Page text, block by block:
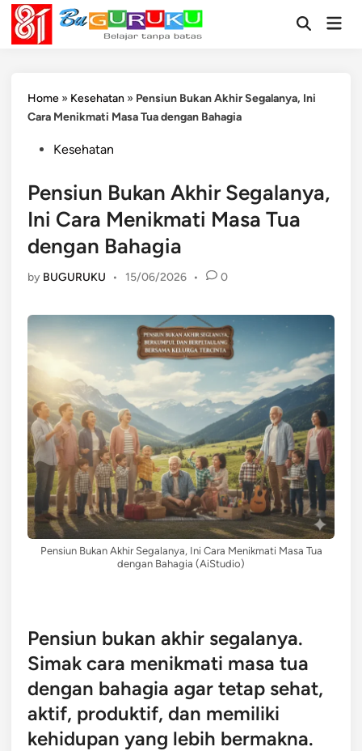
Skip
content
OpenMain
Home » Kesehatan » Pensiun Bukan Akhir Segalanya, Ini
Cara Menikmati Masa Tua dengan Bahagia
PostedKesehatan
Pensiun Bukan Akhir Segalanya,
Ini Cara Menikmati Masa Tua
dengan Bahagia
by BUGURUKU • 15/06/2026 • 0
Pensiun Bukan Akhir Segalanya, Ini Cara Menikmati Masa Tua
dengan Bahagia (AiStudio)
Pensiun bukan akhir segalanya.
Simak cara menikmati masa tua
dengan bahagia agar tetap sehat,
aktif, produktif, dan memiliki
kehidupan yang lebih bermakna.